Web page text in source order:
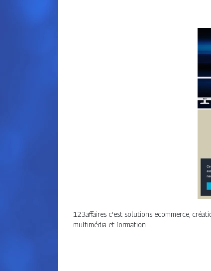
123affaires c'est solutions ecommerce,
multimédia et formation